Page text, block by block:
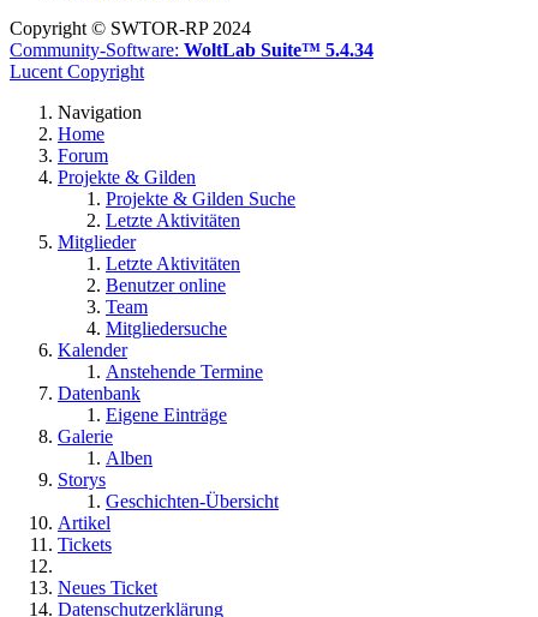
Copyright © SWTOR-RP 2024
Community-Software: WoltLab Suite™ 5.4.34
Lucent Copyright
Navigation
Home
Forum
Projekte & Gilden
Projekte & Gilden Suche
Letzte Aktivitäten
Mitglieder
Letzte Aktivitäten
Benutzer online
Team
Mitgliedersuche
Kalender
Anstehende Termine
Datenbank
Eigene Einträge
Galerie
Alben
Storys
Geschichten-Übersicht
Artikel
Tickets
Neues Ticket
Datenschutzerklärung